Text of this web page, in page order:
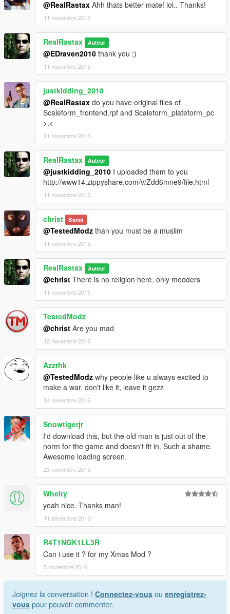
@RealRastax Ahh thats better mate! lol.. Thanks!
11 novembre 2015
RealRastax Auteur
@EDraven2010 thank you ;)
11 novembre 2015
justkidding_2010
@RealRastax do you have original files of
Scaleform_frontend.rpf and Scaleform_plateform_pc
>.<
11 novembre 2015
RealRastax Auteur
@justkidding_2010 I uploaded them to you
http://www14.zippyshare.com/v/Zdd6mne9/file.html
11 novembre 2015
christ Banni
@TestedModz than you must be a muslim
11 novembre 2015
RealRastax Auteur
@christ There is no religion here, only modders
11 novembre 2015
TestedModz
@christ Are you mad
12 novembre 2015
Azzrhk
@TestedModz why people like u always excited to
make a war. don't like it, leave it gezz
14 novembre 2015
Snowtigerjr
I'd download this, but the old man is just out of the
norm for the game and doesn't fit in. Such a shame.
Awesome loading screen.
23 novembre 2015
Wheity
yeah nice. Thanks man!
11 décembre 2015
R4T1NGK1LL3R
Can i use it ? for my Xmas Mod ?
5 novembre 2016
Joignez la conversation ! Connectez-vous ou enregistrez-
vous pour pouvoir commenter.